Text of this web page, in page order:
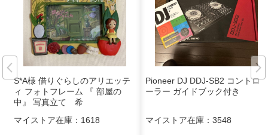
S*A様 借りぐらしのアリエッテ
ィ フォトフレーム 『 部屋の
中』 写真立て 希
マイストア在庫： 1618
Pioneer DJ DDJ-SB2 コントロ
ーラー ガイドブック付き
マイストア在庫： 3548